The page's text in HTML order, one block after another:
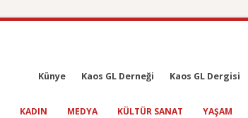
Künye Kaos GL Derneği Kaos GL Dergisi
KADIN MEDYA KÜLTÜR SANAT YAŞAM